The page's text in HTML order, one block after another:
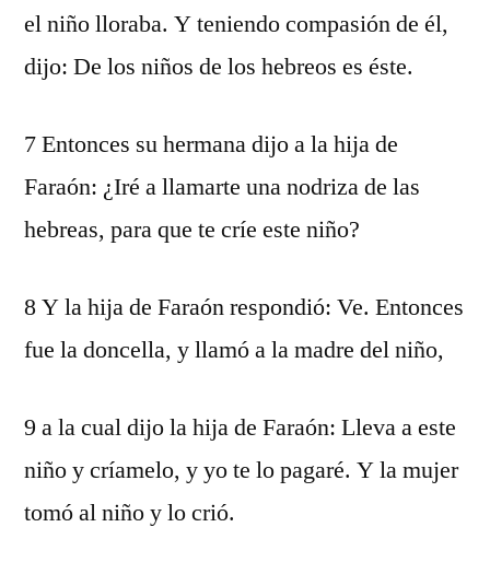
el niño lloraba. Y teniendo compasión de él,
dijo: De los niños de los hebreos es éste.
7 Entonces su hermana dijo a la hija de
Faraón: ¿Iré a llamarte una nodriza de las
hebreas, para que te críe este niño?
8 Y la hija de Faraón respondió: Ve. Entonces
fue la doncella, y llamó a la madre del niño,
9 a la cual dijo la hija de Faraón: Lleva a este
niño y críamelo, y yo te lo pagaré. Y la mujer
tomó al niño y lo crió.